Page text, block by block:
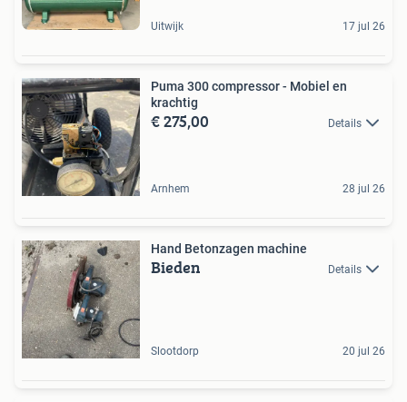
Uitwijk 17 jul 26
Puma 300 compressor - Mobiel en
krachtig
€ 275,00 Details
Arnhem 28 jul 26
Hand Betonzagen machine
Bieden Details
Slootdorp 20 jul 26